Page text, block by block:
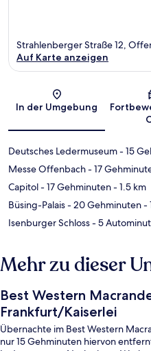
Strahlenberger Straße 12,
Auf Karte anzeigen
In der Umgebung
Deutsches Ledermuseum- 15
Messe Offenbach- 17
Capitol- 17 Gehminuten- 1.5 km
Büsing-Palais- 20 Gehminuten-
Isenburger Schloss- 5
Mehr zu dieser
Best Western
Frankfurt/Kaiserlei
Übernachte im Best Western
nur 15 Gehminuten hiervon